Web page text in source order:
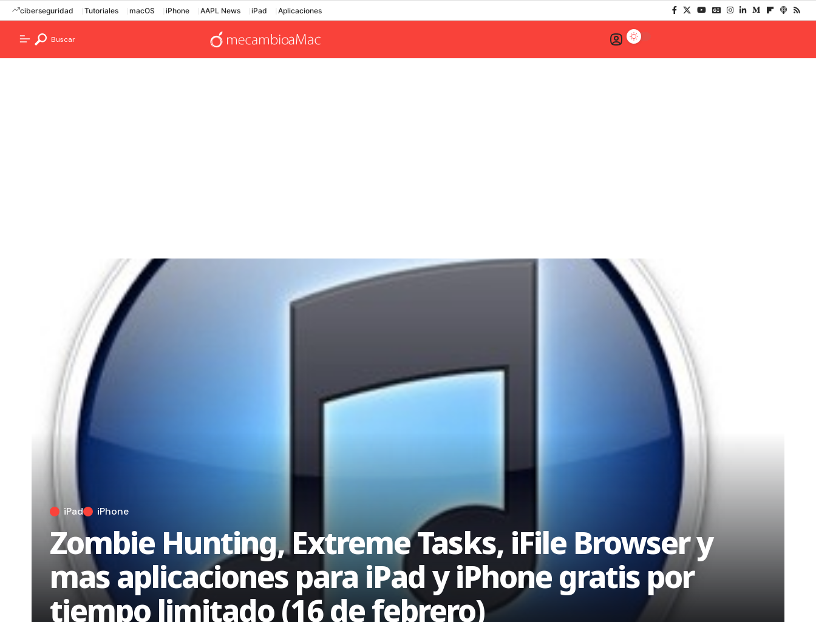
ciberseguridad Tutoriales macOS iPhone AAPL News iPad Aplicaciones
Buscar
iPad iPhone
Zombie Hunting, Extreme Tasks, iFile Browser y
mas aplicaciones para iPad y iPhone gratis por
tiempo limitado (16 de febrero)